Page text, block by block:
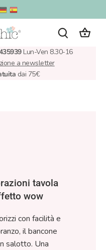
Lun-Ven 8.30-16
a newsletter
dai 75€
tavola
wow
con facilità e
il bancone
salotto. Una